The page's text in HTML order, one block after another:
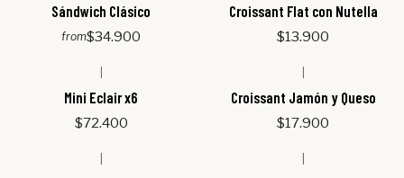
Sándwich Clásico
from$34.900
Croissant Flat con Nutella
$13.900
Mini Eclair x6
$72.400
Croissant Jamón y Queso
$17.900